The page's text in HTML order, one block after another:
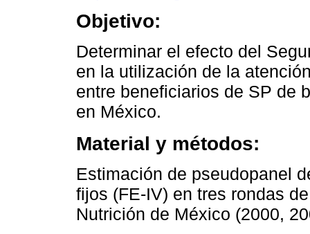
Objetivo:
Determinar el efecto del
en la utilización de la
entre beneficiarios de SP de
en México.
Material y métodos:
Estimación de pseudopanel
fijos (FE-IV) en tres rondas
Nutrición de México (2000,